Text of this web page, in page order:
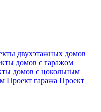
двухэтажных домов
домов с гаражом
домов с цокольным
Проект гаража Проект